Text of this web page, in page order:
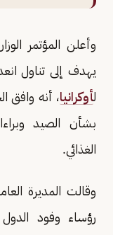
وأعلن المؤتمر
يهدف إلى تناول
لأوكرانيا، أنه وافق
الغذائي.
وقالت المديرة